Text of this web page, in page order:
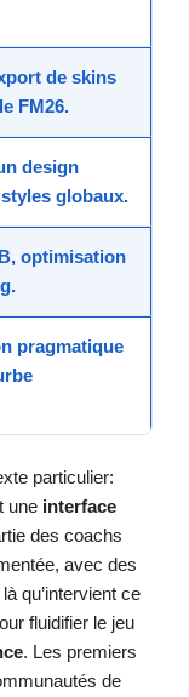
de skins
FM26.
design
globaux.
optimisation
pragmatique
particulier:
une interface
des coachs
avec des
qu’intervient ce
fluidifier le jeu
. Les premiers
de